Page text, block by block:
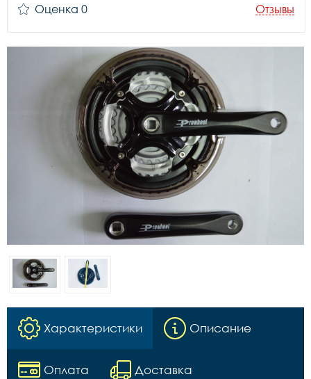
Оценка 0
Отзывы
Характеристики Описание
Оплата Доставка